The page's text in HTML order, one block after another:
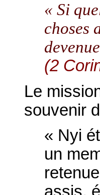
« Si
choses
(2
Le
souvenir
« Nyi
un